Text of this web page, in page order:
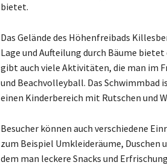
bietet.
Das Gelände des Höhenfreibads
Lage und Aufteilung durch Bäume
gibt auch viele Aktivitäten, die man im
und Beachvolleyball. Das Schwimmbad
einen Kinderbereich mit Rutschen und
Besucher können auch verschiedene
zum Beispiel Umkleideräume, Duschen
dem man leckere Snacks und